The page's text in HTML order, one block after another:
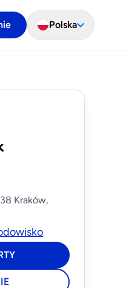
Polska
Kraków,